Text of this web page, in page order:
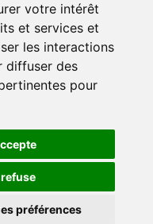
votre intérêt
et services et
les interactions
diffuser des
pour
préférences
of sale
of use
for the CLICBUS
policy
Media & Events